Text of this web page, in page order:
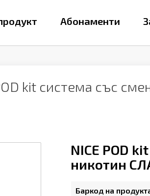
Абонаменти
kit система със
NICE POD
никотин
Баркод на